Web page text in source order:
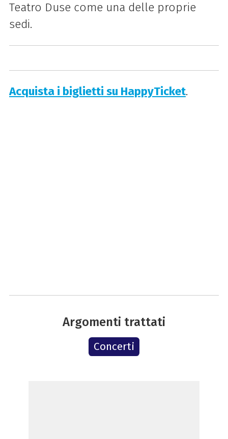
Teatro Duse come una delle proprie
sedi.
Acquista i biglietti su HappyTicket.
Argomenti trattati
Concerti